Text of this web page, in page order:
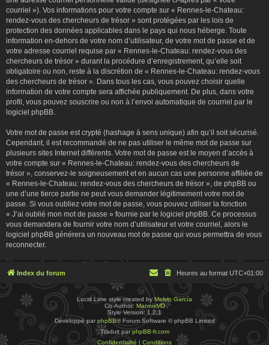
courriel »). Vos informations pour votre compte sur « Rennes-le-Chateau:
rendez-vous des chercheurs de trésor » sont protégées par les lois de
protection des données applicables dans le pays qui nous héberge. Toute
information en-dehors de votre nom d’utilisateur, de votre mot de passe et de
votre adresse courriel requise par « Rennes-le-Chateau: rendez-vous des
chercheurs de trésor » durant la procédure d’enregistrement, qu’elle soit
obligatoire ou non, reste à la discrétion de « Rennes-le-Chateau: rendez-vous
des chercheurs de trésor ». Dans tous les cas, vous pouvez choisir quelle
information de votre compte sera affichée publiquement. De plus, dans votre
profil, vous pouvez souscrire ou non à l’envoi automatique de courriel par le
logiciel phpBB.
Votre mot de passe est crypté (hashage à sens unique) afin qu’il soit sécurisé.
Cependant, il est recommandé de ne pas utiliser le même mot de passe sur
plusieurs sites Internet différents. Votre mot de passe est le moyen d’accès à
votre compte sur « Rennes-le-Chateau: rendez-vous des chercheurs de
trésor », conservez-le soigneusement et en aucun cas une personne affiliée de
« Rennes-le-Chateau: rendez-vous des chercheurs de trésor », de phpBB ou
une d’une tierce partie ne peut vous demander légitimement votre mot de
passe. Si vous oubliez votre mot de passe, vous pouvez utiliser la fonction
« J’ai oublié mon mot de passe » fournie par le logiciel phpBB. Ce processus
vous demandera de fournir votre nom d’utilisateur et votre courriel, alors le
logiciel phpBB générera un nouveau mot de passe qui vous permettra de vous
reconnecter.
Index du forum Heures au format UTC+01:00
Lucid Lime style created by Melvin García
Co-Author: MannixMD
Style Version: 1.2.1
Développé par phpBB® Forum Software © phpBB Limited
Traduit parphpBB-fr.com
Confidentialité | Conditions